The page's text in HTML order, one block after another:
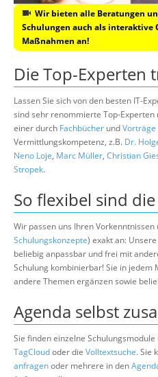
Wir bieten alle Beratungen
Schulungen auch als interaktive
Maßnahmen an!
Die Top-Experten
Lassen Sie sich von den besten IT-
sind sehr renommierte Top-
einer durch Fachbücher undVorträge
Vermittlungskompetenz, z.B. Dr.
Neno Loje, Marc Müller, Christian
Stropek.
So flexibel sind
Wir passen uns Ihren
Schulungskonzepte) exakt an: Unsere
beliebig anpassbar und frei mit
Schulung kombinierbar! Sie in jedem
andere Themen ergänzen sowie
Agenda selbst
Sie finden einzelne
TagCloudoder die Volltextsuche. Sie
anfragenoder mehrere in den